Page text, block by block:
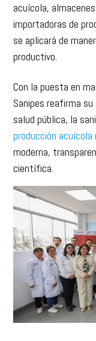
acuícola,
importadoras de
se aplicará de
productivo.
Con la puesta en
Sanipes reafirma
salud pública, la
producción acuícola
moderna,
científica.